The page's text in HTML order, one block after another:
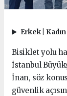
Erkek Kadın
Bisiklet yolu
İstanbul
İnan, söz
güvenlik